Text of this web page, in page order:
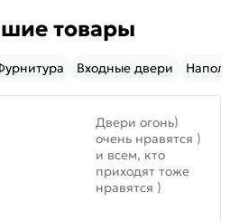
товары
Входные двери
Двери огонь)
очень нравятся )
и всем, кто
приходят тоже
нравятся )